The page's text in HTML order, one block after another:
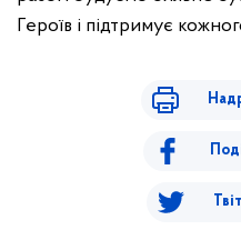
Героїв і підтримує